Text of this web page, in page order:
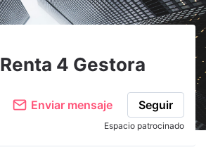
Adjuntar imagen Comentar
Renta 4 Gestora
Enviar mensaje Seguir
Espacio patrocinado